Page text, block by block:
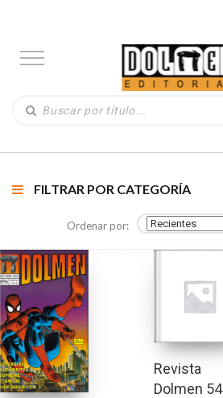
FILTRAR POR CATEGORÍA
Ordenar por:
Revista
Dolmen 54